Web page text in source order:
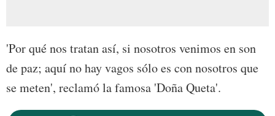
'Por qué nos tratan así, si nosotros venimos en son
de paz; aquí no hay vagos sólo es con nosotros que
se meten', reclamó la famosa 'Doña Queta'.